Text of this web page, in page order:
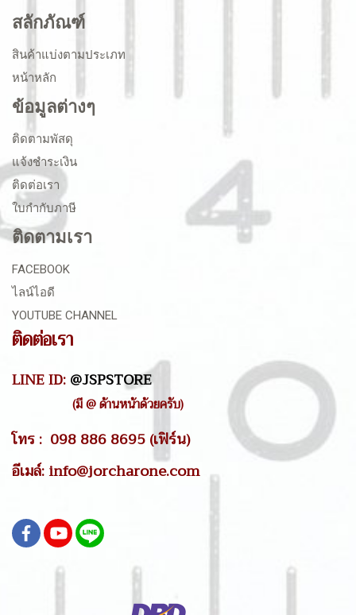
สลักภัณฑ์
สินค้าแบ่งตามประเภท
หน้าหลัก
ข้อมูลต่างๆ
ติดตามพัสดุ
แจ้งชำระเงิน
ติดต่อเรา
ใบกำกับภาษี
ติดตามเรา
FACEBOOK
ไลน์ไอดี
YOUTUBE CHANNEL
ติดต่อเรา
LINE ID:@JSPSTORE
(มี @ ด้านหน้าด้วยครับ)
โทร : 098 886 8695 (เฟิร์น)
อีเมล์: info@jorcharone.com